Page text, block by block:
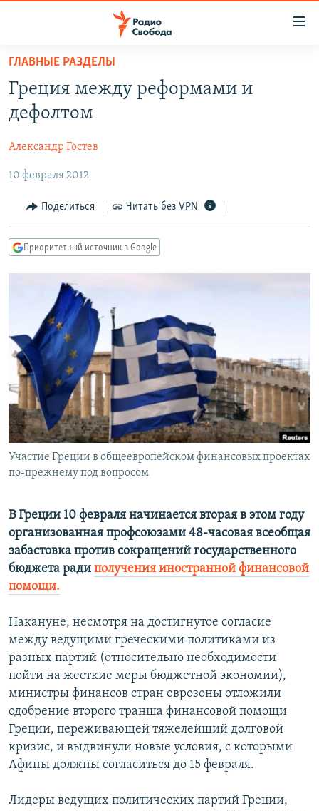
упрощенного
доступа
Вернуться
основному
Вернутся
главной
навигации
Вернутся
ПОДКАСТЫ
АВТОРСКИЕ ПРОЕКТЫ
ЦИТАТЫ СВОБОДЫ
МНЕНИЯ
КУЛЬТУРА
IDEL.РЕАЛИИ
КАВКАЗ.РЕАЛИИ
СЕВЕР.РЕАЛИИ
СИБИРЬ.РЕАЛИИ
РАСПИСАНИЕ ВЕЩАНИЯ
ПОДПИШИТЕСЬ НА РАССЫЛКУ
СОЦИАЛЬНЫЕ СЕТИ
ГЛАВНЫЕ РАЗДЕЛЫ
Греция между реформами и
дефолтом
Александр Гостев
10 февраля 2012
Поделиться Читать без VPN
Приоритетный источник в Google
Участие Греции в общеевропейском финансовых проектах
по-прежнему под вопросом
В Греции 10 февраля начинается вторая в этом году
организованная профсоюзами 48-часовая всеобщая
забастовка против сокращений государственного
бюджета ради получения иностранной финансовой
помощи.
Накануне, несмотря на достигнутое согласие
между ведущими греческими политиками из
разных партий (относительно необходимости
пойти на жесткие меры бюджетной экономии),
министры финансов стран еврозоны отложили
одобрение второго транша финансовой помощи
Греции, переживающей тяжелейший долговой
кризис, и выдвинули новые условия, с которыми
Афины должны согласиться до 15 февраля.
Лидеры ведущих политических партий Греции,